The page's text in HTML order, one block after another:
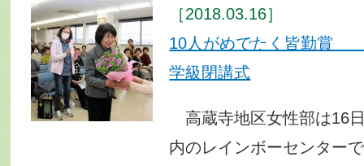
［2018.03.16］
10人がめでたく
学級閉講式
高蔵寺地区女性部は16
内のレインボーセンター